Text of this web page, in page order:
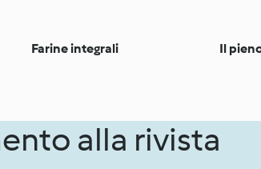
Farine integrali Il
alla rivista